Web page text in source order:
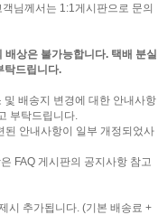
님께서는 1:1게시판으로 문의
배상은 불가능합니다. 택배 분실
탁드립니다.
배송지 변경에 대한 안내사항
부탁드립니다.
안내사항이 일부 개정되었사
FAQ 게시판의 공지사항 참고
시 추가됩니다. (기본 배송료 +